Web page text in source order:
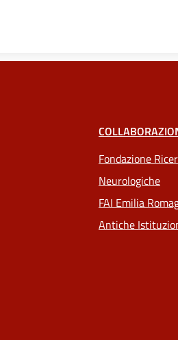
Fondazione
Neurologiche
FAI Emilia
Antiche